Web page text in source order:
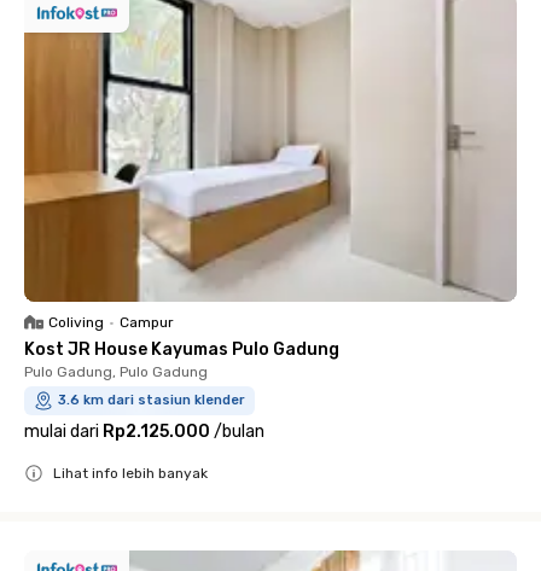
Coliving • Campur
Kost JR House Kayumas Pulo Gadung
Pulo Gadung, Pulo Gadung
3.6 km dari stasiun klender
mulai dari Rp2.125.000 /bulan
Lihat info lebih banyak